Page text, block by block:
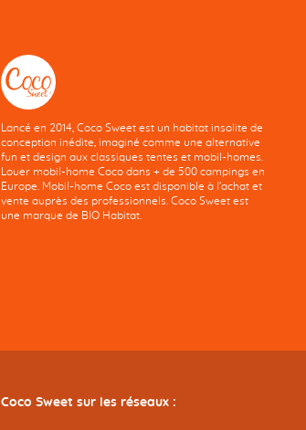
Lancé en 2014, Coco Sweet est un habitat insolite de
conception inédite, imaginé comme une alternative
fun et design aux classiques tentes et mobil-homes.
Louer mobil-home Coco dans + de 500 campings en
Europe. Mobil-home Coco est disponible à l'achat et
vente auprès des professionnels. Coco Sweet est
une marque de BIO Habitat.
Coco Sweet sur les réseaux :